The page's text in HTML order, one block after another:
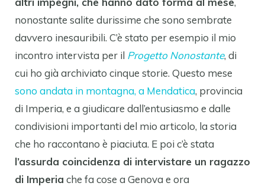
nonostante salite durissime che sono sembrate
davvero inesauribili. C’è stato per esempio il mio
incontro intervista per il Progetto Nonostante, di
cui ho già archiviato cinque storie. Questo mese
sono andata in montagna, a Mendatica, provincia
di Imperia, e a giudicare dall’entusiasmo e dalle
condivisioni importanti del mio articolo, la storia
che ho raccontano è piaciuta. E poi c’è stata
l’assurda coincidenza di intervistare un ragazzo
di Imperia che fa cose a Genova e ora